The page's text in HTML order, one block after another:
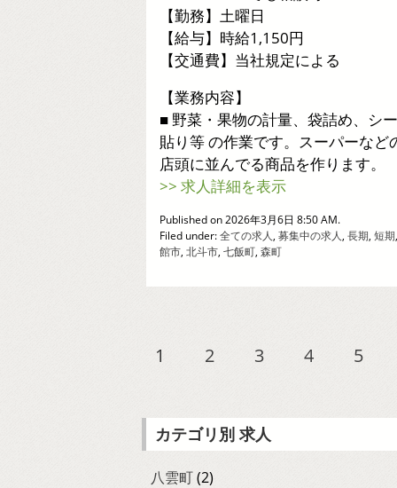
【勤務】土曜日
【給与】時給1,150円
【交通費】当社規定による
【業務内容】
■ 野菜・果物の計量、袋詰め、シ
貼り等 の作業です。スーパーなど
店頭に並んでる商品を作ります。
>> 求人詳細を表示
Published on 2026年3月6日 8:50 AM.
Filed under:全ての求人, 募集中の求人, 長期, 短期
館市, 北斗市, 七飯町, 森町
1 2 3 4 5
カテゴリ別 求人
八雲町(2)